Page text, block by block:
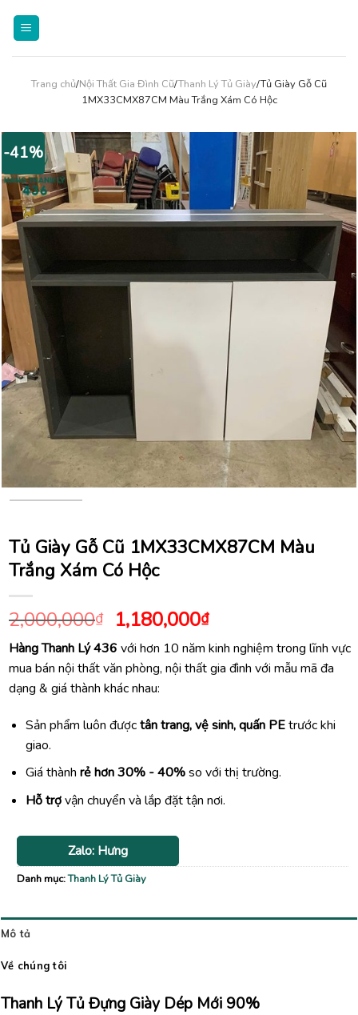
Trang chủ/Nội Thất Gia Đình Cũ/Thanh Lý Tủ Giày/Tủ Giày Gỗ Cũ
1MX33CMX87CM Màu Trắng Xám Có Hộc
-41%
Tủ Giày Gỗ Cũ 1MX33CMX87CM Màu
Trắng Xám Có Hộc
2,000,000₫ Giá
gốc
là:
2,000,000₫.
1,180,000₫Giá
hiện
tại
là:
Hàng Thanh Lý 436 với hơn 10 năm kinh nghiệm trong lĩnh vực
mua bán nội thất văn phòng, nội thất gia đình với mẫu mã đa
dạng & giá thành khác nhau:
Sản phẩm luôn đượctân trang, vệ sinh, quấn PEtrước khi
giao.
Giá thành rẻ hơn 30% - 40%so với thị trường.
Hỗ trợvận chuyển và lắp đặt tận nơi.
Zalo: Hưng
Danh mục:Thanh Lý Tủ Giày
Mô tả
Về chúng tôi
Thanh Lý Tủ Đựng Giày Dép Mới 90%